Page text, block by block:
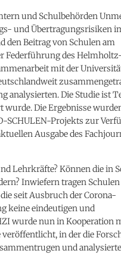
und Schulbehörden
und Übertragungsrisiken
Beitrag von Schulen am
Federführung des
mit der
Die Studie ist
Die Ergebnisse
SCHULEN-Projekts zur
Ausgabe des
Lehrkräfte? Können die in
Inwiefern tragen
seit Ausbruch der Corona-
keine eindeutigen und
wurde nun in Kooperation
in der die
und